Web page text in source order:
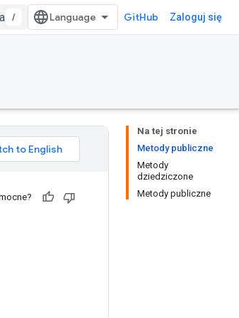
/ GitHub Zaloguj się
Na tej stronie
Metody publiczne
Metody
dziedziczone
Metody publiczne